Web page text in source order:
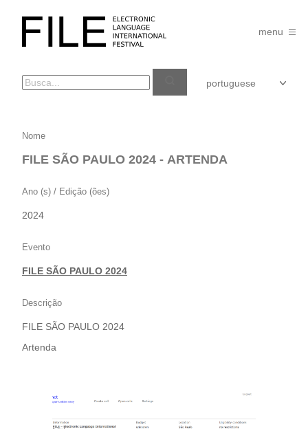
FILE
FESTIVAL
menu
FILE
SÃO
2024
–
Nome
FILE SÃO PAULO 2024 - ARTENDA
Ano (s) / Edição (ões)
2024
Evento
FILE SÃO PAULO 2024
Descrição
FILE SÃO PAULO 2024
Artenda